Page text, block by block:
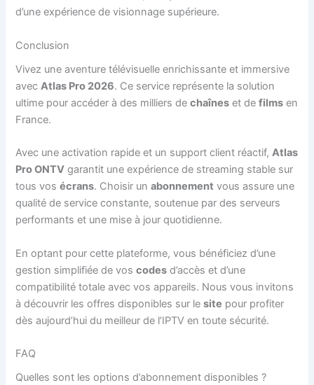
d’une expérience de visionnage supérieure.
Conclusion
Vivez une aventure télévisuelle enrichissante et immersive
avecAtlas Pro 2026. Ce service représente la solution
ultime pour accéder à des milliers dechaînes et defilms en
France.
Avec une activation rapide et un support client réactif,Atlas
Pro ONTV garantit une expérience de streaming stable sur
tous vosécrans. Choisir unabonnement vous assure une
qualité de service constante, soutenue par des serveurs
performants et une mise à jour quotidienne.
En optant pour cette plateforme, vous bénéficiez d’une
gestion simplifiée de voscodes d’accès et d’une
compatibilité totale avec vos appareils. Nous vous invitons
à découvrir les offres disponibles sur lesite pour profiter
dès aujourd’hui du meilleur de l’IPTV en toute sécurité.
FAQ
Quelles sont les options d’abonnement disponibles ?